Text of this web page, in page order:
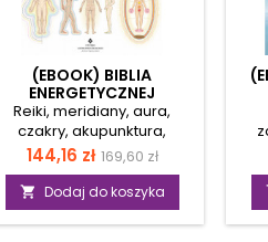
(EBOOK) BIBLIA
ENERGETYCZNEJ
ANATOMII CZŁOWIEKA.
Reiki, meridiany, aura,
czakry, akupunktura,
kamienie szlachetne i
kryształy, ajurweda… Takiej
książki do tej pory na rynku
nie było! Ten niezwykle
obszerny, wyczerpujący i
Cena
144,16 zł Cena
podstawowa
169,60 zł
 Dodaj do koszyka